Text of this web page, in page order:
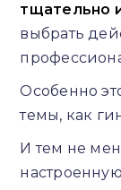
тщательно
выбрать
Особенно
темы, как
И тем не